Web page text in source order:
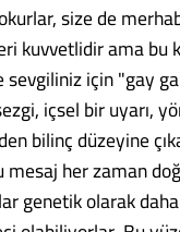
size de
kuvvetlidir ama
için "gay
içsel bir uyarı,
bilinç düzeyine
mesaj her zaman
genetik olarak